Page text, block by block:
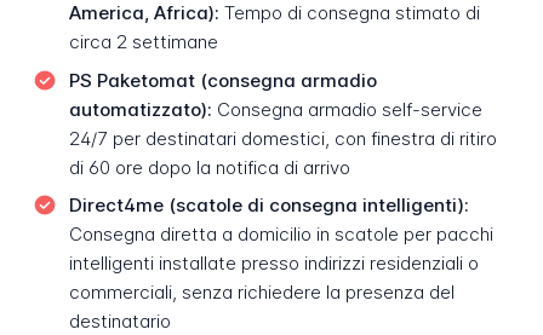
America, Africa): Tempo di consegna stimato di
circa 2 settimane
PS Paketomat (consegna armadio
automatizzato): Consegna armadio self-service
24/7 per destinatari domestici, con finestra di ritiro
di 60 ore dopo la notifica di arrivo
Direct4me (scatole di consegna intelligenti):
Consegna diretta a domicilio in scatole per pacchi
intelligenti installate presso indirizzi residenziali o
commerciali, senza richiedere la presenza del
destinatario